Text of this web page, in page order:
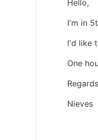
Hello,
I'm in
I'd like
One
Regards
Nieves